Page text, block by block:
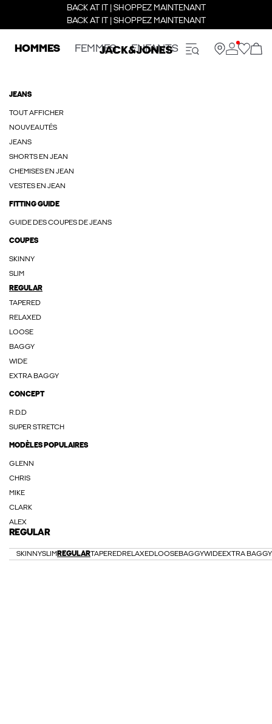
BACK AT IT | SHOPPEZ MAINTENANT
BACK AT IT | SHOPPEZ MAINTENANT
HOMMES FEMMES ENFANTS
JEANS
TOUT AFFICHER
NOUVEAUTÉS
JEANS
SHORTS EN JEAN
CHEMISES EN JEAN
VESTES EN JEAN
FITTING GUIDE
GUIDE DES COUPES DE JEANS
COUPES
SKINNY
SLIM
REGULAR
TAPERED
RELAXED
LOOSE
BAGGY
WIDE
EXTRA BAGGY
CONCEPT
R.D.D
SUPER STRETCH
MODÈLES POPULAIRES
GLENN
CHRIS
MIKE
CLARK
ALEX
REGULAR
SKINNYSLIM REGULARTAPEREDRELAXEDLOOSEBAGGYWIDEEXTRA BAGGY